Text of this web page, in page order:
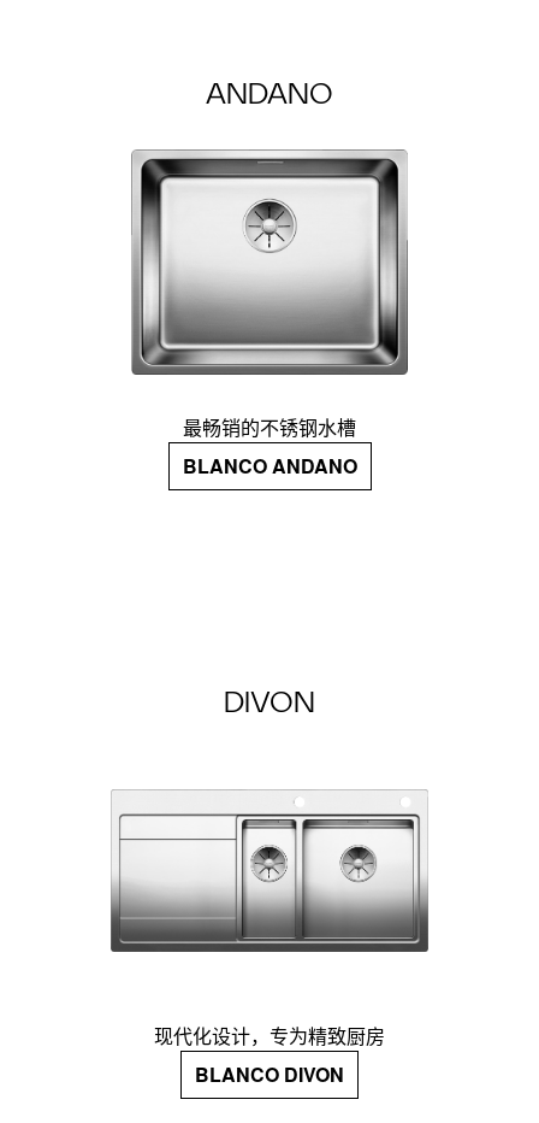
ANDANO
最畅销的不锈钢水槽
BLANCO ANDANO
DIVON
现代化设计，专为精致厨房
BLANCO DIVON